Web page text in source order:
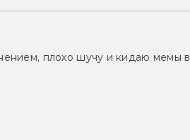
плохо шучу и кидаю мемы в